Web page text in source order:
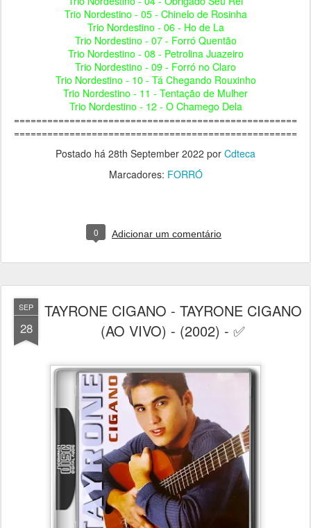
Trio Nordestino - 05 - Chinelo de Rosinha
Trio Nordestino - 06 - Ho de La
Trio Nordestino - 07 - Forró Quentão
Trio Nordestino - 08 - Petrolina Juazeiro
Trio Nordestino - 09 - Forró no Claro
Trio Nordestino - 10 - Tá Chegando Rouxinho
Trio Nordestino - 11 - Tentação de Mulher
Trio Nordestino - 12 - O Chamego Dela
===================================================
===================================================
Postado há 28th September 2022 por Cdteca
Marcadores: FORRÓ
0 Adicionar um comentário
SEP
28
TAYRONE CIGANO - TAYRONE CIGANO
(AO VIVO) - (2002) - ✅